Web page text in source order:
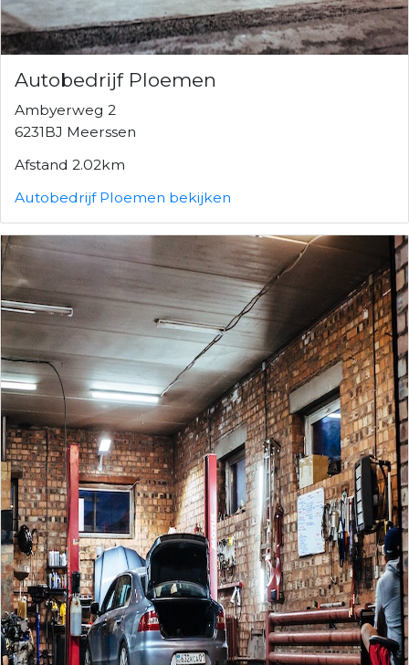
Autobedrijf Ploemen
Ambyerweg 2
6231BJ Meerssen
Afstand 2.02km
Autobedrijf Ploemen bekijken